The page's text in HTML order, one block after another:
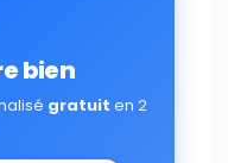
bien
gratuit en 2